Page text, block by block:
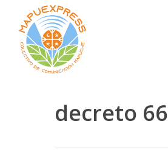
main
content
decreto 66